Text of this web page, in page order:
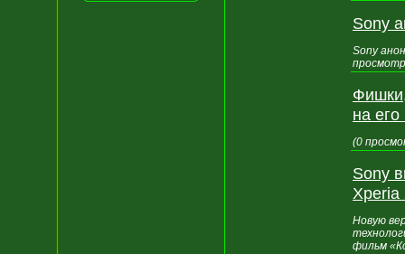
Sony
Sony
на его
(0
Sony
Xperia
Новую
фильм